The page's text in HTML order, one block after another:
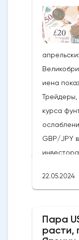
21Shares
на
более
Таким
отметку
Эфириума
образом,
в
иена
курса
GBP/JPY
связи с
приблизив
22.05.2024
Пара
расти,